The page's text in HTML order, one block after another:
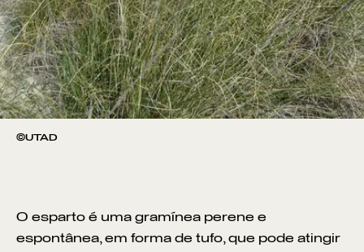
©UTAD
O esparto é uma gramínea perene e
espontânea, em forma de tufo, que pode atingir